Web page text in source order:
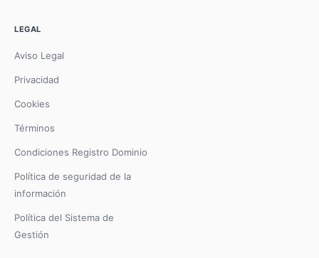
LEGAL
Aviso Legal
Privacidad
Cookies
Términos
Condiciones Registro Dominio
Política de seguridad de la
información
Política del Sistema de
Gestión